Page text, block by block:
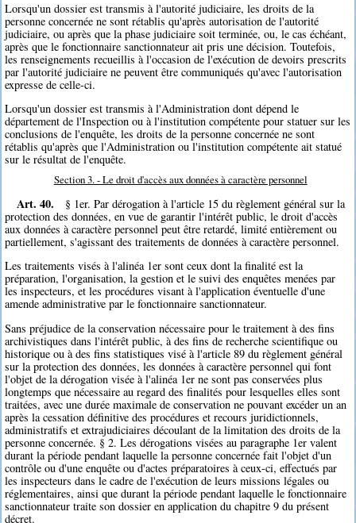
Lorsqu'un dossier est transmis à l'autorité judiciaire, les droits de la
personne concernée ne sont rétablis qu'après autorisation de l'autorité
judiciaire, ou après que la phase judiciaire soit terminée, ou, le cas échéant,
après que le fonctionnaire sanctionnateur ait pris une décision. Toutefois,
les renseignements recueillis à l'occasion de l'exécution de devoirs prescrits
par l'autorité judiciaire ne peuvent être communiqués qu'avec l'autorisation
expresse de celle-ci.
Lorsqu'un dossier est transmis à l'Administration dont dépend le
département de l'Inspection ou à l'institution compétente pour statuer sur les
conclusions de l'enquête, les droits de la personne concernée ne sont
rétablis qu'après que l'Administration ou l'institution compétente ait statué
sur le résultat de l'enquête.
Section 3. - Le droit d'accès aux données à caractère personnel
Art. 40.
§ 1er. Par dérogation à l'article 15 du règlement général sur la
protection des données, en vue de garantir l'intérêt public, le droit d'accès
aux données à caractère personnel peut être retardé, limité entièrement ou
partiellement, s'agissant des traitements de données à caractère personnel.
Les traitements visés à l'alinéa 1er sont ceux dont la finalité est la
préparation, l'organisation, la gestion et le suivi des enquêtes menées par
les inspecteurs, et les procédures visant à l'application éventuelle d'une
amende administrative par le fonctionnaire sanctionnateur.
Sans préjudice de la conservation nécessaire pour le traitement à des fins
archivistiques dans l'intérêt public, à des fins de recherche scientifique ou
historique ou à des fins statistiques visé à l'article 89 du règlement général
sur la protection des données, les données à caractère personnel qui font
l'objet de la dérogation visée à l'alinéa 1er ne sont pas conservées plus
longtemps que nécessaire au regard des finalités pour lesquelles elles sont
traitées, avec une durée maximale de conservation ne pouvant excéder un an
après la cessation définitive des procédures et recours juridictionnels,
administratifs et extrajudiciaires découlant de la limitation des droits de la
personne concernée. § 2. Les dérogations visées au paragraphe 1er valent
durant la période pendant laquelle la personne concernée fait l'objet d'un
contrôle ou d'une enquête ou d'actes préparatoires à ceux-ci, effectués par
les inspecteurs dans le cadre de l'exécution de leurs missions légales ou
réglementaires, ainsi que durant la période pendant laquelle le fonctionnaire
sanctionnateur traite son dossier en application du chapitre 9 du présent
décret.